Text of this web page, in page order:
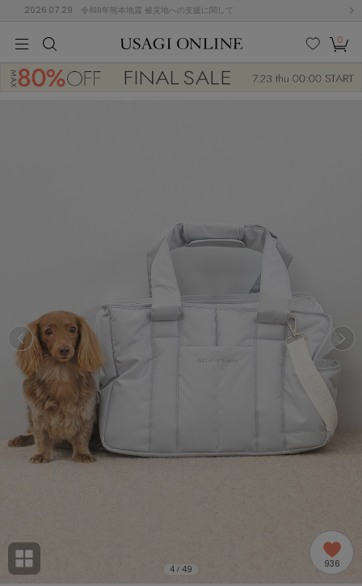
2026.07.29 令和8年熊本地震 被災地への支援に関して
に入
ト
0
ームウェア (534)
(121)
(1978)
ョン雑貨 (850)
ACYM
アシーム
adidas
アディダス
adidas by Stella McCartney
アディダス バイ ステラマッカートニー
ALLISON BROWN
Ame no chi Hare
アメノチハレ
4 / 49 936